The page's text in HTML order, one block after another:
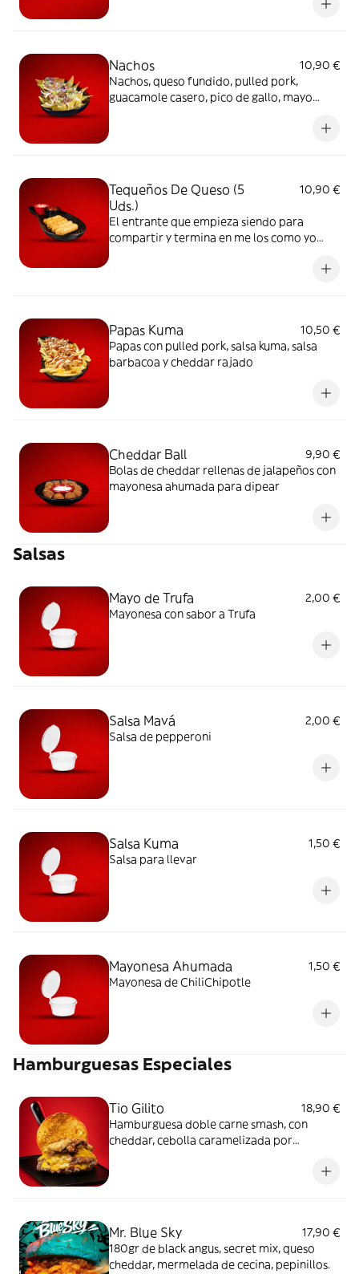
Nachos
10,90 €
Nachos, queso fundido, pulled pork,
guacamole casero, pico de gallo, mayo
Tequeños De Queso (5
Uds.)
10,90 €
El entrante que empieza siendo para
compartir y termina en me los como yo
Papas Kuma
10,50 €
Papas con pulled pork, salsa kuma, salsa
barbacoa y cheddar rajado
Cheddar Ball
9,90 €
Bolas de cheddar rellenas de jalapeños con
mayonesa ahumada para dipear
Salsas
Mayo de Trufa
2,00 €
Mayonesa con sabor a Trufa
Salsa Mavá
2,00 €
Salsa de pepperoni
Salsa Kuma
1,50 €
Salsa para llevar
Mayonesa Ahumada
1,50 €
Mayonesa de ChiliChipotle
Hamburguesas Especiales
Tio Gilito
18,90 €
Hamburguesa doble carne smash, con
cheddar, cebolla caramelizada por
Mr. Blue Sky
17,90 €
180gr de black angus, secret mix, queso
cheddar, mermelada de cecina, pepinillos.